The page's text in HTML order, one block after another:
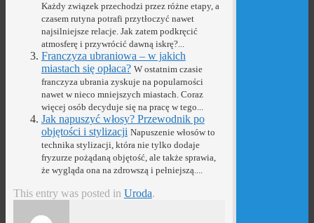
Każdy związek przechodzi przez różne etapy, a
czasem rutyna potrafi przytłoczyć nawet
najsilniejsze relacje. Jak zatem podkręcić
atmosferę i przywrócić dawną iskrę?...
Franczyza ubraniowa – w jakich
miastach się opłaca? W ostatnim czasie
franczyza ubrania zyskuje na popularności
nawet w nieco mniejszych miastach. Coraz
więcej osób decyduje się na pracę w tego...
Jak napuszyć włosy? Przewodnik po
objętości i stylizacji Napuszenie włosów to
technika stylizacji, która nie tylko dodaje
fryzurze pożądaną objętość, ale także sprawia,
że wygląda ona na zdrowszą i pełniejszą....
This entry was posted in Uroda.